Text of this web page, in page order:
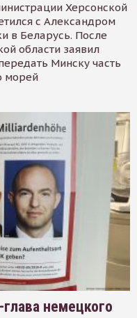
Херсонской
с Александром
в Беларусь. После
области заявил
Минску часть
морей
немецкого